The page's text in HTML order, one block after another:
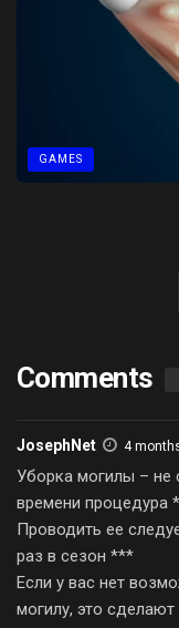
GAMES
Comments
JosephNet 4
Уборка могилы – не
времени процедура
Проводить ее
раз в сезон ***
Если у вас нет
могилу, это